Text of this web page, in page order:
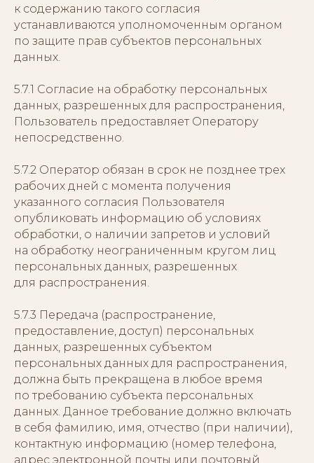
к содержанию такого согласия
устанавливаются уполномоченным органом
по защите прав субъектов персональных
данных.
5.7.1 Согласие на обработку персональных
данных, разрешенных для распространения,
Пользователь предоставляет Оператору
непосредственно.
5.7.2 Оператор обязан в срок не позднее трех
рабочих дней с момента получения
указанного согласия Пользователя
опубликовать информацию об условиях
обработки, о наличии запретов и условий
на обработку неограниченным кругом лиц
персональных данных, разрешенных
для распространения.
5.7.3 Передача (распространение,
предоставление, доступ) персональных
данных, разрешенных субъектом
персональных данных для распространения,
должна быть прекращена в любое время
по требованию субъекта персональных
данных. Данное требование должно включать
в себя фамилию, имя, отчество (при наличии),
контактную информацию (номер телефона,
адрес электронной почты или почтовый